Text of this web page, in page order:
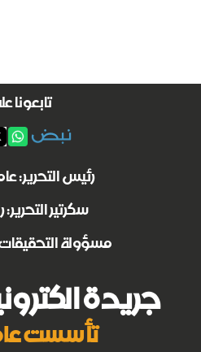
تابعونا
رئيس التحرير:
سكرتير التحرير:
مسؤولة
جريدة
تأسست عام